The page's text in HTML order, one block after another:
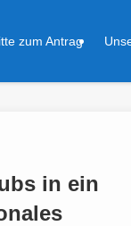
zum Antrag
in ein